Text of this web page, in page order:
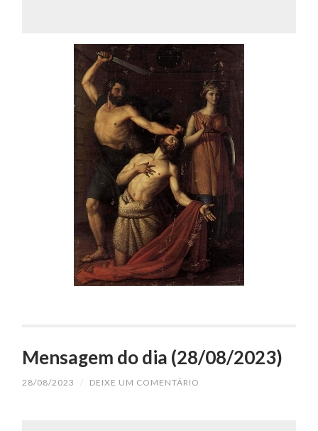
Mensagem do dia (28/08/2023)
28/08/2023 / DEIXE UM COMENTÁRIO